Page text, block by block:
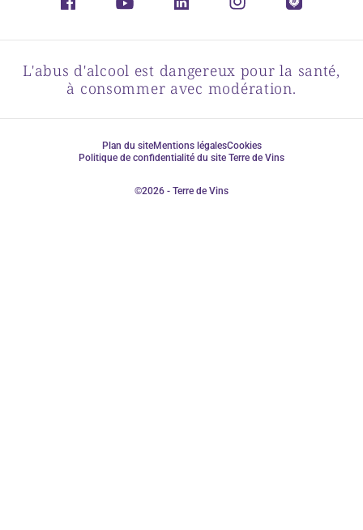
L'abus d'alcool est dangereux pour la santé,
à consommer avec modération.
Plan du siteMentions légalesCookies
Politique de confidentialité du site Terre de Vins
©2026 - Terre de Vins